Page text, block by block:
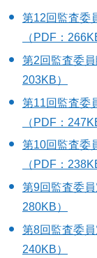
第12回監査委
（PDF：
第2回監査委
203KB）
第11回監査委
（PDF：
第10回監査委
（PDF：
第9回監査委
280KB）
第8回監査委
240KB）